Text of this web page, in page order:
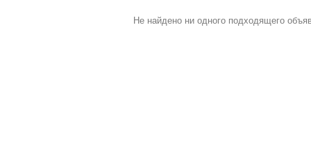
Не найдено ни одного подходящего